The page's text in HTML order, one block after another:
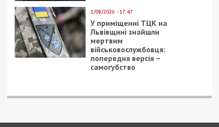
1/08/2026 - 17:47
У приміщенні ТЦК на
Львівщині знайшли
мертвим
військовослужбовця:
попередня версія –
самогубство